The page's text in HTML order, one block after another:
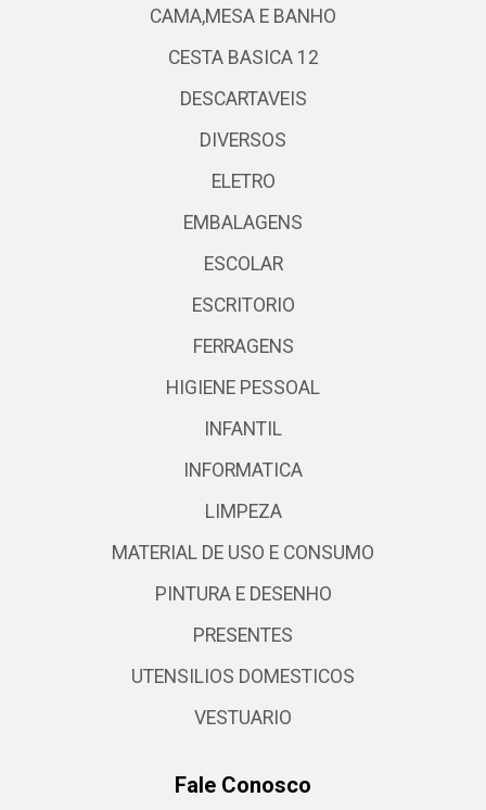
CAMA,MESA E BANHO
CESTA BASICA 12
DESCARTAVEIS
DIVERSOS
ELETRO
EMBALAGENS
ESCOLAR
ESCRITORIO
FERRAGENS
HIGIENE PESSOAL
INFANTIL
INFORMATICA
LIMPEZA
MATERIAL DE USO E CONSUMO
PINTURA E DESENHO
PRESENTES
UTENSILIOS DOMESTICOS
VESTUARIO
Fale Conosco